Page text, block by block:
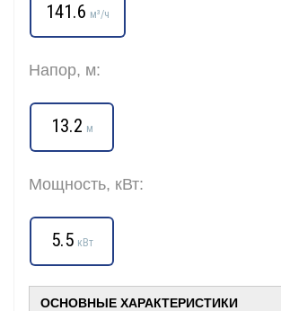
141.6 м³/ч
Напор, м:
13.2 м
Мощность, кВт:
5.5 кВт
ОСНОВНЫЕ ХАРАКТЕРИСТИКИ